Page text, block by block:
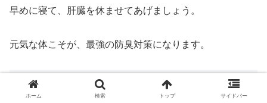
早めに寝て、肝臓を休ませてあげましょう。
元気な体こそが、最強の防臭対策になります。
まとめ
ホーム 検索 トップ サイドバー